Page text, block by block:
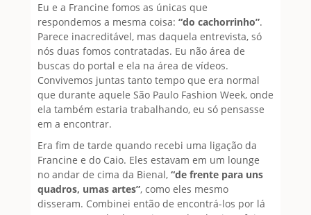
Eu e a Francine fomos as únicas que
respondemos a mesma coisa: “do cachorrinho”.
Parece inacreditável, mas daquela entrevista, só
nós duas fomos contratadas. Eu não área de
buscas do portal e ela na área de vídeos.
Convivemos juntas tanto tempo que era normal
que durante aquele São Paulo Fashion Week, onde
ela também estaria trabalhando, eu só pensasse
em a encontrar.
Era fim de tarde quando recebi uma ligação da
Francine e do Caio. Eles estavam em um lounge
no andar de cima da Bienal, “de frente para uns
quadros, umas artes”, como eles mesmo
disseram. Combinei então de encontrá-los por lá